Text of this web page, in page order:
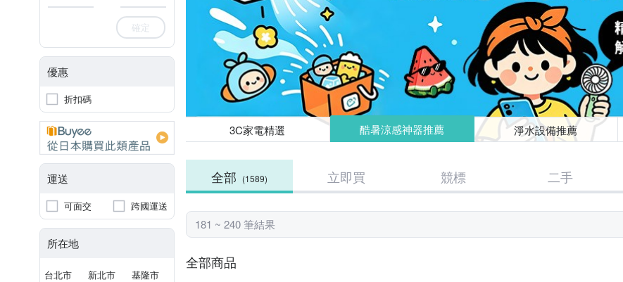
確定
優惠
折扣碼
運送
可面交 跨國運送
所在地
台北市 新北市 基隆市
3C家電精選 酷暑涼感神器推薦 淨水設備推薦
全部 (1589) 立即買 競標 二手
181 ~ 240 筆結果
全部商品